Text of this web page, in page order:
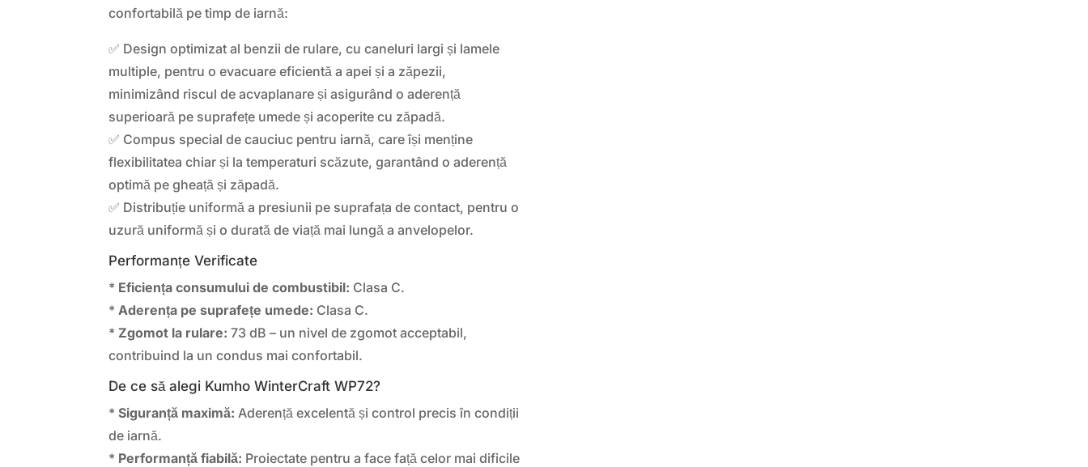
confortabilă pe timp de iarnă:
✅ Design optimizat al benzii de rulare, cu caneluri largi și lamele
multiple, pentru o evacuare eficientă a apei și a zăpezii,
minimizând riscul de acvaplanare și asigurând o aderență
superioară pe suprafețe umede și acoperite cu zăpadă.
✅ Compus special de cauciuc pentru iarnă, care își menține
flexibilitatea chiar și la temperaturi scăzute, garantând o aderență
optimă pe gheață și zăpadă.
✅ Distribuție uniformă a presiunii pe suprafața de contact, pentru o
uzură uniformă și o durată de viață mai lungă a anvelopelor.
Performanțe Verificate
* Eficiența consumului de combustibil: Clasa C.
* Aderența pe suprafețe umede: Clasa C.
* Zgomot la rulare: 73 dB – un nivel de zgomot acceptabil,
contribuind la un condus mai confortabil.
De ce să alegi Kumho WinterCraft WP72?
*Siguranță maximă: Aderență excelentă și control precis în condiții
de iarnă.
* Performanță fiabilă: Proiectate pentru a face față celor mai dificile